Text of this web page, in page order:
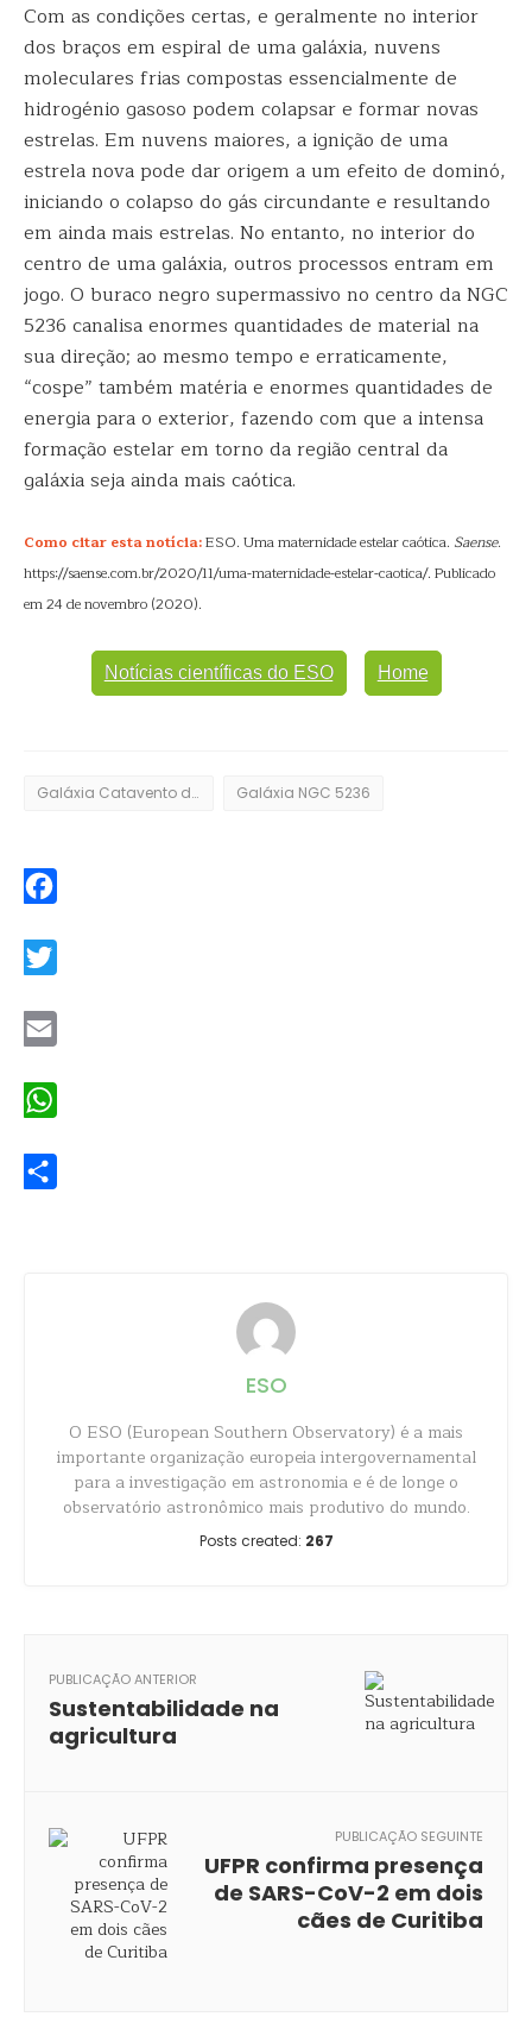
Com as condições certas, e geralmente no interior
dos braços em espiral de uma galáxia, nuvens
moleculares frias compostas essencialmente de
hidrogénio gasoso podem colapsar e formar novas
estrelas. Em nuvens maiores, a ignição de uma
estrela nova pode dar origem a um efeito de dominó,
iniciando o colapso do gás circundante e resultando
em ainda mais estrelas. No entanto, no interior do
centro de uma galáxia, outros processos entram em
jogo. O buraco negro supermassivo no centro da NGC
5236 canalisa enormes quantidades de material na
sua direção; ao mesmo tempo e erraticamente,
“cospe” também matéria e enormes quantidades de
energia para o exterior, fazendo com que a intensa
formação estelar em torno da região central da
galáxia seja ainda mais caótica.
Como citar esta notícia:ESO. Uma maternidade estelar caótica. Saense.
https://saense.com.br/2020/11/uma-maternidade-estelar-caotica/. Publicado
em 24 de novembro (2020).
Notícias científicas do ESO Home
Galáxia Catavento do Sul Galáxia NGC 5236
ESO
O ESO (European Southern Observatory) é a mais
importante organização europeia intergovernamental
para a investigação em astronomia e é de longe o
observatório astronômico mais produtivo do mundo.
Posts created: 267
PUBLICAÇÃO ANTERIOR
Sustentabilidade na
agricultura
PUBLICAÇÃO SEGUINTE
UFPR confirma presença
de SARS-CoV-2 em dois
cães de Curitiba